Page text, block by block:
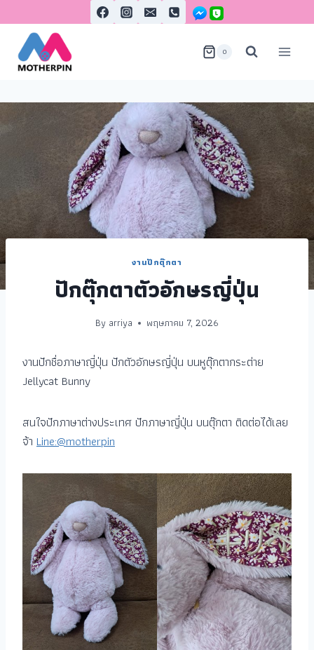
0
งานปักตุ๊กตา
ปักตุ๊กตาตัวอักษรญี่ปุ่น
By arriya พฤษภาคม 7, 2026
งานปักชื่อภาษาญี่ปุ่น ปักตัวอักษรญี่ปุ่น บนหูตุ๊กตากระต่าย
Jellycat Bunny
สนใจปักภาษาต่างประเทศ ปักภาษาญี่ปุ่น บนตุ๊กตา ติดต่อได้เลย
จ้า Line:@motherpin